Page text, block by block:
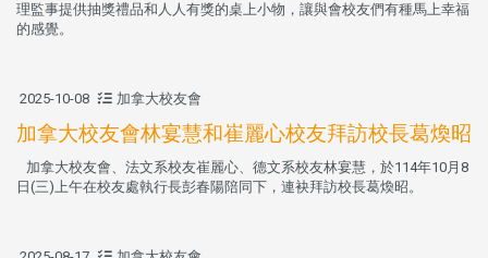
理監事提供抽獎禮品和人人有獎的桌上小物，讓與會校友們有種馬上幸福
的感覺。
2025-10-08 加拿大校友會
加拿大校友會林宴慧和崔麗心校友拜訪校長葛煥昭
加拿大校友會、法文系校友崔麗心、德文系校友林宴慧，於114年10月8
日(三)上午在校友處執行長彭春陽陪同下，連袂拜訪校長葛煥昭。